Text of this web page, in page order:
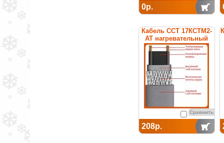
0р.
Кабель ССТ 17КСТМ2-
АТ нагревательный
саморегулирующийся
Сравнить
208р.